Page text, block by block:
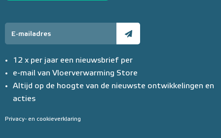
12 x per jaar een nieuwsbrief per
e-mail van Vloerverwarming Store
Altijd op de hoogte van de nieuwste ontwikkelingen en
acties
Privacy- en cookieverklaring